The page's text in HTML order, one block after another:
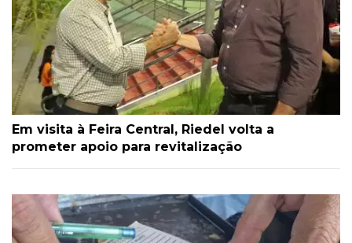
Em visita à Feira Central, Riedel volta a
prometer apoio para revitalização